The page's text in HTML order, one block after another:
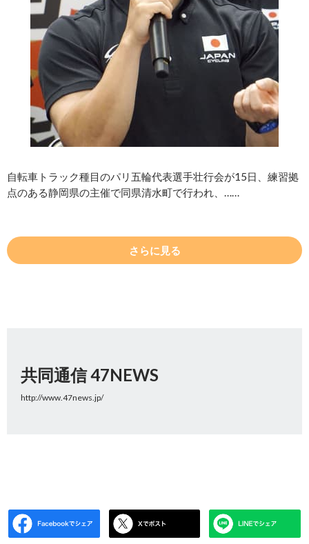
自転車トラック種目のパリ五輪代表選手壮行会が15日、練習拠
点のある静岡県の主催で同県清水町で行われ、……
さらに見る
共同通信 47NEWS
http://www.47news.jp/